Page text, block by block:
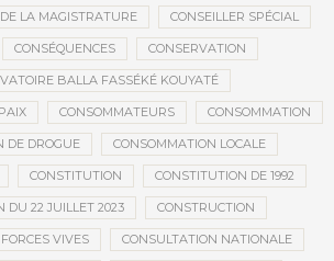
LA MAGISTRATURE CONSEILLER SPÉCIAL
CONSÉQUENCES CONSERVATION
BALLA FASSÉKÉ KOUYATÉ
CONSOMMATEURS CONSOMMATION
DE DROGUE CONSOMMATION LOCALE
CONSTITUTION CONSTITUTION DE 1992
DU 22 JUILLET 2023 CONSTRUCTION
VIVES CONSULTATION NATIONALE